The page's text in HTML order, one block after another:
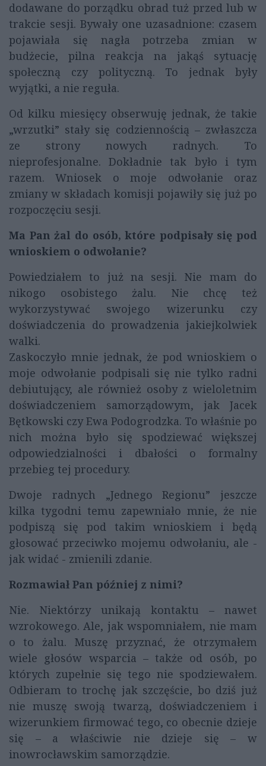
dodawane do porządku obrad tuż przed lub w
trakcie sesji. Bywały one uzasadnione: czasem
pojawiała się nagła potrzeba zmian w
budżecie, pilna reakcja na jakąś sytuację
społeczną czy polityczną. To jednak były
wyjątki, a nie reguła.
Od kilku miesięcy obserwuję jednak, że takie
„wrzutki” stały się codziennością – zwłaszcza
ze strony nowych radnych. To
nieprofesjonalne. Dokładnie tak było i tym
razem. Wniosek o moje odwołanie oraz
zmiany w składach komisji pojawiły się już po
rozpoczęciu sesji.
Ma Pan żal do osób, które podpisały się pod
wnioskiem o odwołanie?
Powiedziałem to już na sesji. Nie mam do
nikogo osobistego żalu. Nie chcę też
wykorzystywać swojego wizerunku czy
doświadczenia do prowadzenia jakiejkolwiek
walki.
Zaskoczyło mnie jednak, że pod wnioskiem o
moje odwołanie podpisali się nie tylko radni
debiutujący, ale również osoby z wieloletnim
doświadczeniem samorządowym, jak Jacek
Bętkowski czy Ewa Podogrodzka. To właśnie po
nich można było się spodziewać większej
odpowiedzialności i dbałości o formalny
przebieg tej procedury.
Dwoje radnych „Jednego Regionu” jeszcze
kilka tygodni temu zapewniało mnie, że nie
podpiszą się pod takim wnioskiem i będą
głosować przeciwko mojemu odwołaniu, ale -
jak widać - zmienili zdanie.
Rozmawiał Pan później z nimi?
Nie. Niektórzy unikają kontaktu – nawet
wzrokowego. Ale, jak wspomniałem, nie mam
o to żalu. Muszę przyznać, że otrzymałem
wiele głosów wsparcia – także od osób, po
których zupełnie się tego nie spodziewałem.
Odbieram to trochę jak szczęście, bo dziś już
nie muszę swoją twarzą, doświadczeniem i
wizerunkiem firmować tego, co obecnie dzieje
się – a właściwie nie dzieje się – w
inowrocławskim samorządzie.